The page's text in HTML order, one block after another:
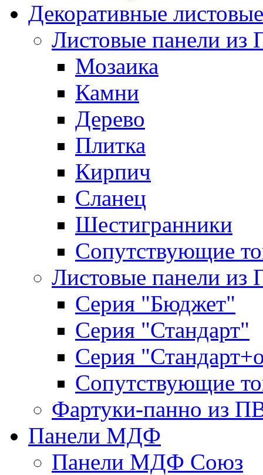
Декоративные
Листовые панели из
Мозаика
Камни
Дерево
Плитка
Кирпич
Сланец
Шестигранники
Сопутствующие
Листовые панели из
Серия "Бюджет"
Серия "Стандарт"
Серия
Сопутствующие
Фартуки-панно из
Панели МДФ
Панели МДФ Союз